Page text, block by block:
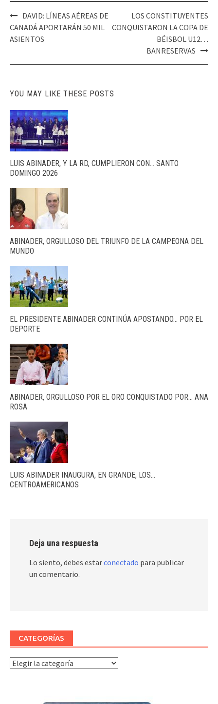
Post
navigation
DAVID: LÍNEAS AÉREAS DE
CANADÁ APORTARÁN 50 MIL
ASIENTOS
LOS CONSTITUYENTES
CONQUISTARON LA COPA DE
BÉISBOL U12…
BANRESERVAS
YOU MAY LIKE THESE POSTS
LUIS ABINADER, Y LA RD, CUMPLIERON CON… SANTO
DOMINGO 2026
ABINADER, ORGULLOSO DEL TRIUNFO DE LA CAMPEONA DEL
MUNDO
EL PRESIDENTE ABINADER CONTINÚA APOSTANDO… POR EL
DEPORTE
ABINADER, ORGULLOSO POR EL ORO CONQUISTADO POR… ANA
ROSA
LUIS ABINADER INAUGURA, EN GRANDE, LOS…
CENTROAMERICANOS
Deja una respuesta
Lo siento, debes estarconectado para publicar
un comentario.
CATEGORÍAS
Categorías